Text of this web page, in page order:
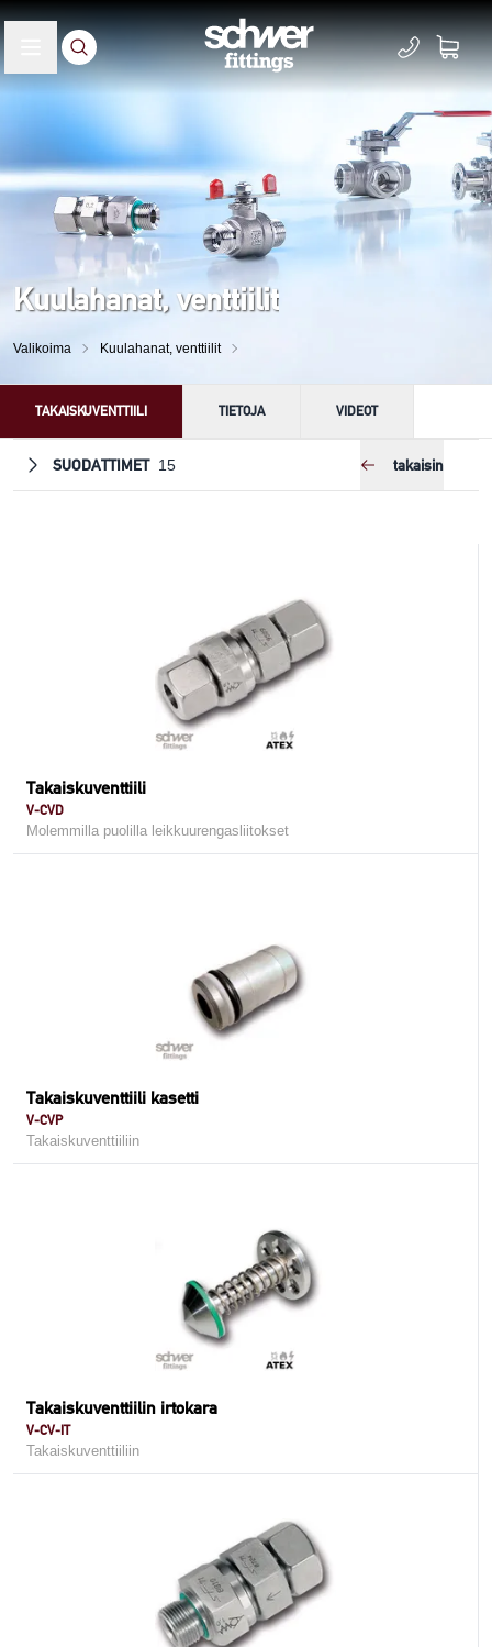
Kuulahanat, venttiilit
Valikoima Kuulahanat, venttiilit
TAKAISKUVENTTIILI TIETOJA VIDEOT
SUODATTIMET 15 takaisin
Takaiskuventtiili
V-CVD
Molemmilla puolilla leikkuurengasliitokset
Takaiskuventtiili kasetti
V-CVP
Takaiskuventtiiliin
Takaiskuventtiilin irtokara
V-CV-IT
Takaiskuventtiiliin